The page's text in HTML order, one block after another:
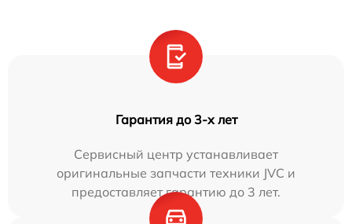
Гарантия до 3-х лет
Сервисный центр устанавливает
оригинальные запчасти техники JVC и
предоставляет гарантию до 3 лет.